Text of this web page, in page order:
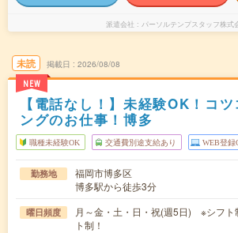
派遣会社 パーソルテンプスタッフ株式
未読
NEW
掲載日 2026/08/08
【電話なし！】未経験OK！コ
ングのお仕事！博多
職種未経験OK 交通費別途支給あり WEB登録
勤務地
福岡市博多区
博多駅から徒歩3分
曜日頻度
月～金・土・日・祝(週5日) ※シフ
ト制！